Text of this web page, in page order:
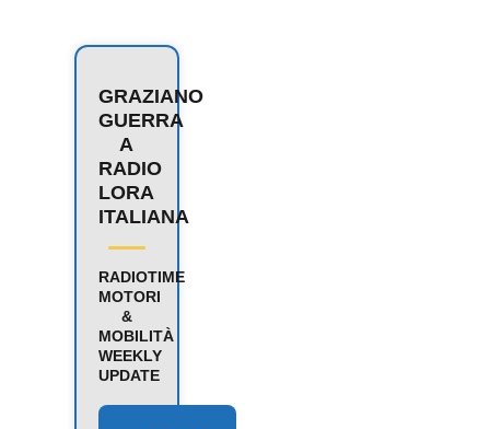
GRAZIANO
GUERRA
A
RADIO
LORA
ITALIANA
RADIOTIME
MOTORI
&
MOBILITÀ
WEEKLY
UPDATE